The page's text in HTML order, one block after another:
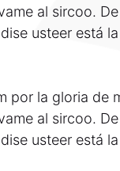
al sircoo.
usteer está
por la gloria de
al sircoo.
usteer está